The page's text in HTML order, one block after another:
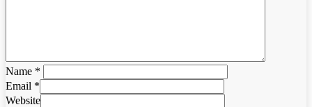
Name *
Email *
Website